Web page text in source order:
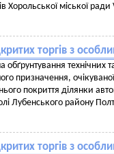
Хорольської міської
торгів з
технічних
призначення,
покриття ділянки
Лубенського району
торгів з